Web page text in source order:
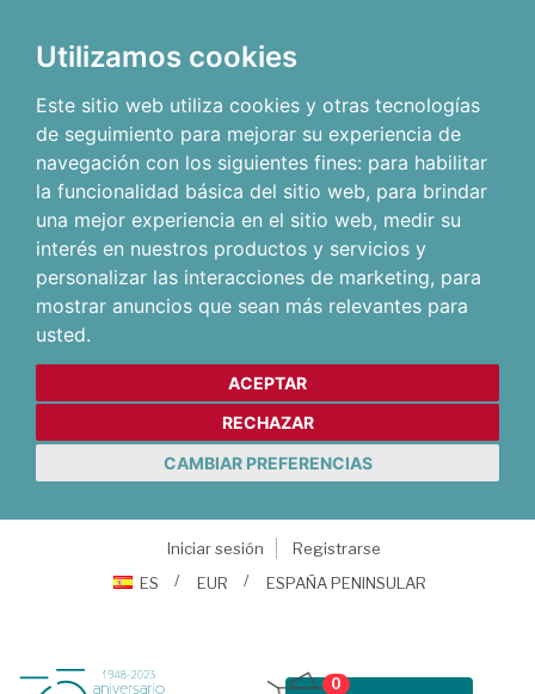
Utilizamos cookies
Este sitio web utiliza cookies y otras tecnologías
de seguimiento para mejorar su experiencia de
navegación con los siguientes fines: para habilitar
la funcionalidad básica del sitio web, para brindar
una mejor experiencia en el sitio web, medir su
interés en nuestros productos y servicios y
personalizar las interacciones de marketing, para
mostrar anuncios que sean más relevantes para
usted.
ACEPTAR
RECHAZAR
CAMBIAR PREFERENCIAS
Iniciar sesión
Registrarse
ES
EUR ESPAÑA PENINSULAR
0